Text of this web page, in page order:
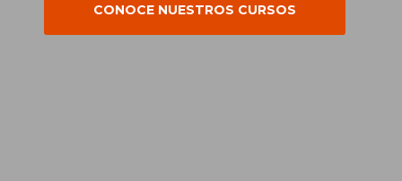
CONOCE NUESTROS CURSOS